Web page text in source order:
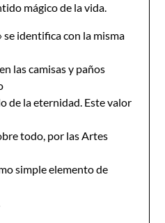
mágico de la vida.
se identifica con la misma
las camisas y paños
de la eternidad. Este valor
todo, por las Artes
simple elemento de